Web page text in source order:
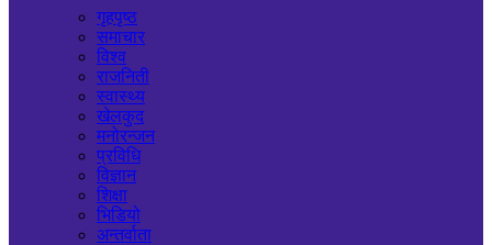
गृहपृष्ठ
समाचार
विश्व
राजनिती
स्वास्थ्य
खेलकुद
मनोरन्जन
प्रविधि
विज्ञान
शिक्षा
भिडियो
अन्तर्वाता